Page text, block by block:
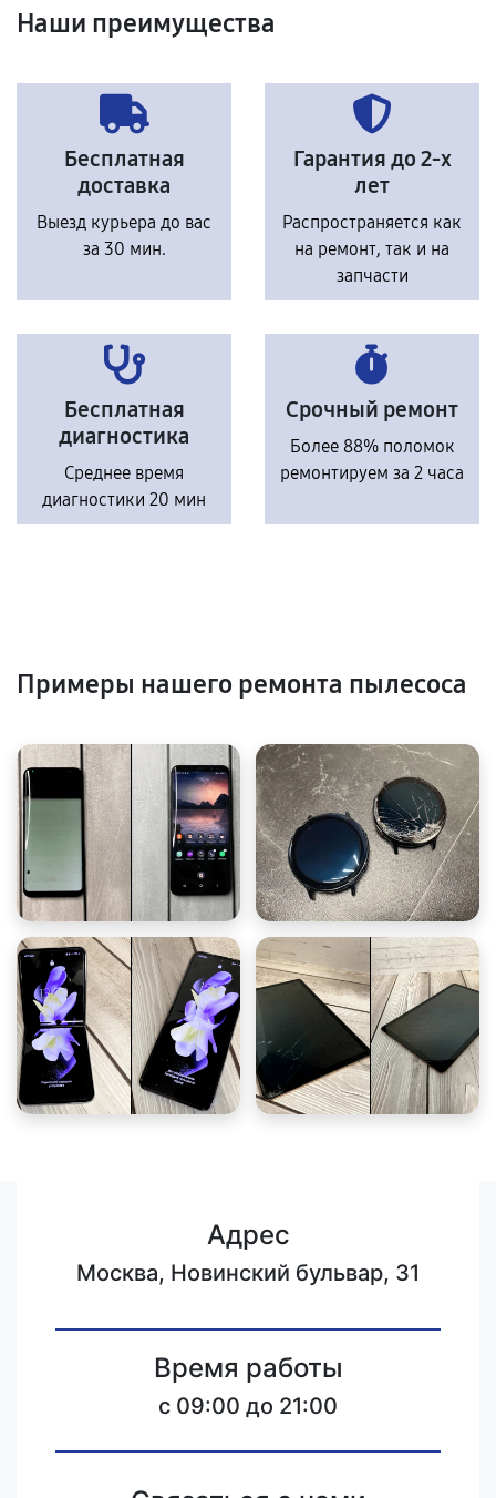
Наши преимущества
Бесплатная
доставка
Выезд курьера до вас
за 30 мин.
Гарантия до 2-х
лет
Распространяется как
на ремонт, так и на
запчасти
Бесплатная
диагностика
Среднее время
диагностики 20 мин
Срочный ремонт
Более 88% поломок
ремонтируем за 2 часа
Примеры нашего ремонта пылесоса
Адрес
Москва, Новинский бульвар, 31
Время работы
c 09:00 до 21:00